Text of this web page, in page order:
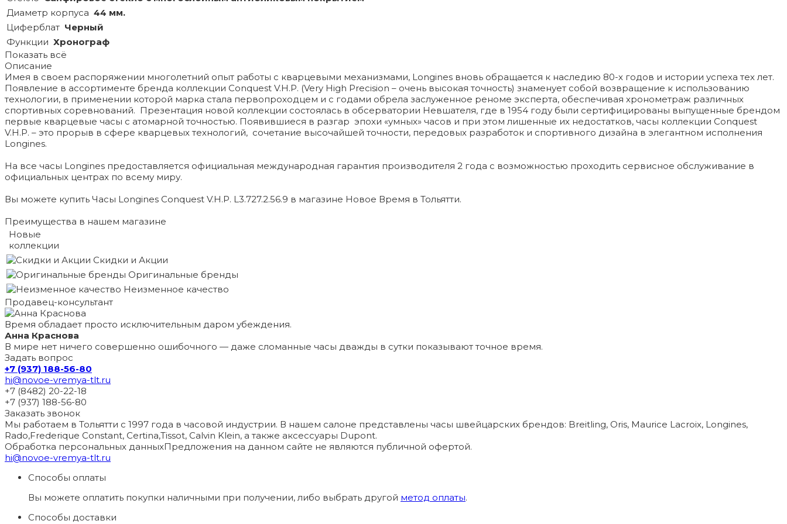
Диаметр корпуса 44 мм.
Циферблат Черный
Функции Хронограф
Показать всё
Описание
Имея в своем распоряжении многолетний опыт работы с кварцевыми механизмами, Longines вновь обращается к наследию 80-х годов и истории успеха тех лет.
Появление в ассортименте бренда коллекции Conquest V.H.P. (Very High Precision – очень высокая точность) знаменует собой возвращение к использованию
технологии, в применении которой марка стала первопроходцем и с годами обрела заслуженное реноме эксперта, обеспечивая хронометраж различных
спортивных соревнований. Презентация новой коллекции состоялась в обсерватории Невшателя, где в 1954 году были сертифицированы выпущенные брендом
первые кварцевые часы с атомарной точностью. Появившиеся в разгар эпохи «умных» часов и при этом лишенные их недостатков, часы коллекции Conquest
V.H.P. – это прорыв в сфере кварцевых технологий, сочетание высочайшей точности, передовых разработок и спортивного дизайна в элегантном исполнения
Longines.
На все часы Longines предоставляется официальная международная гарантия производителя 2 года с возможностью проходить сервисное обслуживание в
официальных центрах по всему миру.
Вы можете купить Часы Longines Conquest V.H.P. L3.727.2.56.9 в магазине Новое Время в Тольятти.
Преимущества в нашем магазине
Новые
коллекции
Скидки и Акции
Оригинальные бренды
Неизменное качество
Продавец-консультант
Время обладает просто исключительным даром убеждения.
Анна Краснова
В мире нет ничего совершенно ошибочного — даже сломанные часы дважды в сутки показывают точное время.
Задать вопрос
+7 (937) 188-56-80
hi@novoe-vremya-tlt.ru
+7 (8482) 20-22-18
+7 (937) 188-56-80
Заказать звонок
Мы работаем в Тольятти с 1997 года в часовой индустрии. В нашем салоне представлены часы швейцарских брендов: Breitling, Oris, Maurice Lacroix, Longines,
Rado,Frederique Constant, Certina,Tissot, Calvin Klein, а также аксессуары Dupont.
Обработка персональных данныхПредложения на данном сайте не являются публичной офертой.
hi@novoe-vremya-tlt.ru
Способы оплаты
Вы можете оплатить покупки наличными при получении, либо выбрать другой метод оплаты.
Способы доставки